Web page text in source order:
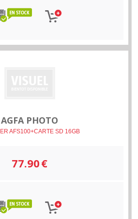
AGFA PHOTO
AFS100+CARTE SD 16GB
77.90€